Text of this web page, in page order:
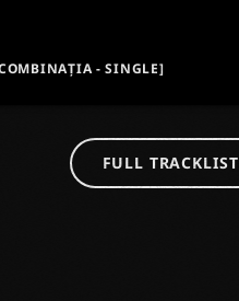
- SINGLE]
FULL TRACKLIST